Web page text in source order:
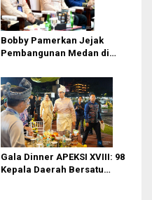
Bobby Pamerkan Jejak
Pembangunan Medan di
Revitalisasi Stadion Teladan
hingga BRT Listrik
Gala Dinner APEKSI XVIII: 98
Kepala Daerah Bersatu